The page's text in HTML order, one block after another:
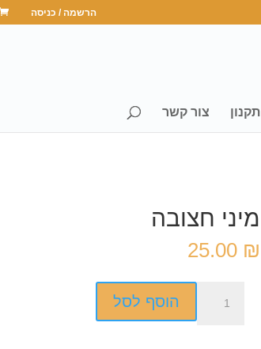
הרשמה / כניסה
תקנון צור קשר
מיני חצובה
25.00 ₪
הוסף לסל